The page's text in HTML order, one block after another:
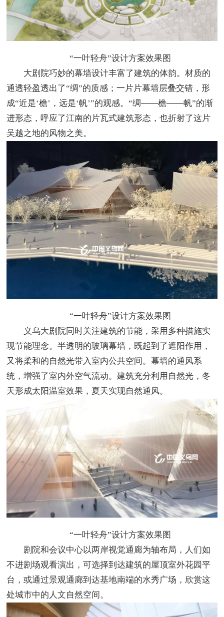
“一叶轻舟”设计方案效果图
大剧院巧妙的幕墙设计丰富了建筑的体韵。材质的
通透轻盈透出了“绸”的质感；一片片幕墙层叠交错，形
成“近是‘檐’，远是‘帆’”的观感。“绸——檐——帆”的渐
进形态，呼应了江南的片瓦式建筑形态，也折射了这片
吴越之地的风物之美。
“一叶轻舟”设计方案效果图
义乌大剧院同时关注建筑的节能，采用多种措施实
现节能理念。半透明的玻璃幕墙，既起到了遮阳作用，
又将柔和的自然光带入室内公共空间。幕墙的通风系
统，增强了室内外空气流动。建筑充分利用自然光，冬
天形成太阳温室效果，夏天实现自然通风。
“一叶轻舟”设计方案效果图
剧院和会议中心以两岸视觉通廊为轴布局，人们如
不进剧场观看演出，可选择到达建筑的屋顶室外花园平
台，或通过景观通廊到达基地南端的水秀广场，欣赏这
处城市中的人文自然空间。